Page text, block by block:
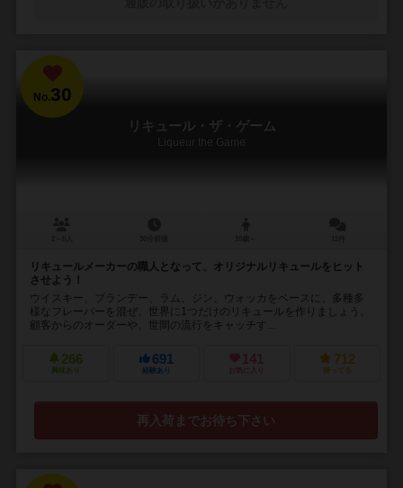
No.30
リキュール・ザ・ゲーム
Liqueur the Game
リキュールメーカーの職人となって、オリジナルリキュールをヒット
させよう！
ウイスキー、ブランデー、ラム、ジン、ウォッカをベースに、多種多
様なフレーバーを混ぜ、世界に1つだけのリキュールを作りましょう。
顧客からのオーダーや、世間の流行をキャッチす...
266
興味あり
691
経験あり
141
お気に入り
712
持ってる
再入荷までお待ち下さい